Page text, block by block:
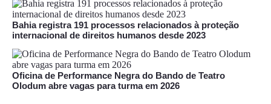
Bahia registra 191 processos relacionados à proteção
internacional de direitos humanos desde 2023
Oficina de Performance Negra do Bando de Teatro
Olodum abre vagas para turma em 2026